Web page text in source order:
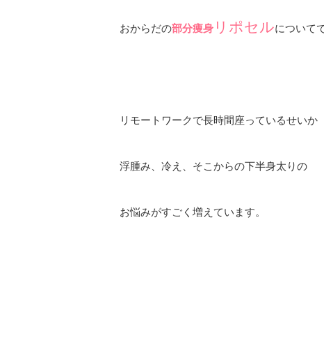
おからだの部分痩身 リポセルについて
リモートワークで長時間座っているせいか
浮腫み、冷え、そこからの下半身太りの
お悩みがすごく増えています。